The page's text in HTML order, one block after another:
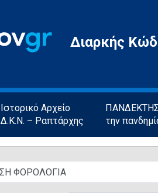
Διαρκής
Ιστορικό Αρχείο
Δ.Κ.Ν. – Ραπτάρχης
ΠΑΝΔΕΚΤΗΣ
την